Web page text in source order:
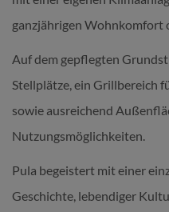
ganzjährigen Wohnkomfort
Auf dem gepflegten
Stellplätze, ein Grillbereich
sowie ausreichend
Nutzungsmöglichkeiten.
Pula begeistert mit einer
Geschichte, lebendiger